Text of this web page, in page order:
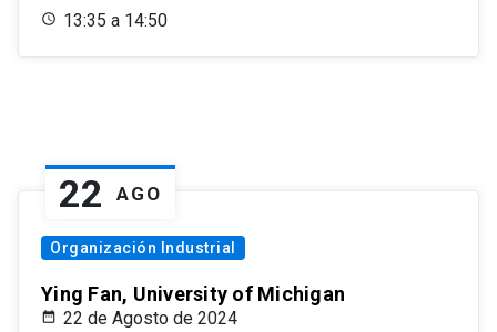
13:35 a 14:50
22 AGO
Organización Industrial
Ying Fan, University of Michigan
22 de Agosto de 2024